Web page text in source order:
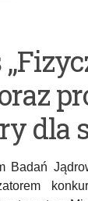
dla
Badań